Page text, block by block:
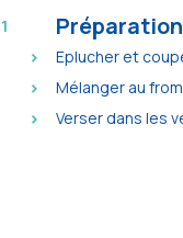
Préparation
Eplucher et
Mélanger au
Verser dans les